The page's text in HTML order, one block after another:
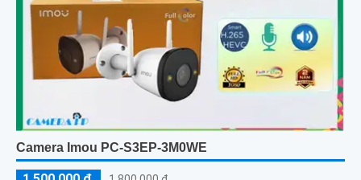
Camera Imou PC-S3EP-3M0WE